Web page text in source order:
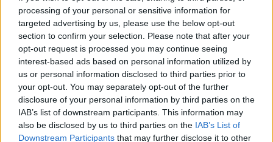
processing of your personal or sensitive information for
targeted advertising by us, please use the below opt-out
section to confirm your selection. Please note that after your
opt-out request is processed you may continue seeing
interest-based ads based on personal information utilized by
us or personal information disclosed to third parties prior to
your opt-out. You may separately opt-out of the further
disclosure of your personal information by third parties on the
IAB’s list of downstream participants. This information may
also be disclosed by us to third parties on the IAB’s List of
Downstream Participants that may further disclose it to other
Futbol internacional
Premier League de Hong Kong amb el
abril 24, 2026
Futbol internacional
Comença el repte de la permanència per a
Gerard Zaragoza amb el Panserraïkos
abril 11, 2026